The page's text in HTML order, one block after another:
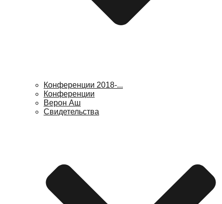
Конференции 2018-...
Конференции
Верон Аш
Свидетельства